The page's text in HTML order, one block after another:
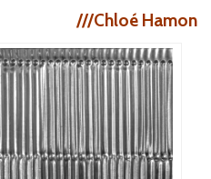
///Chloé Hamon